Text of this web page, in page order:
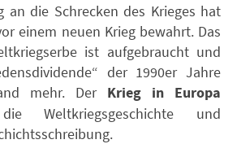
an die Schrecken des Krieges hat
einem neuen Krieg bewahrt. Das
ist aufgebraucht und
der 1990er Jahre
mehr. Der Krieg in Europa
Weltkriegsgeschichte und